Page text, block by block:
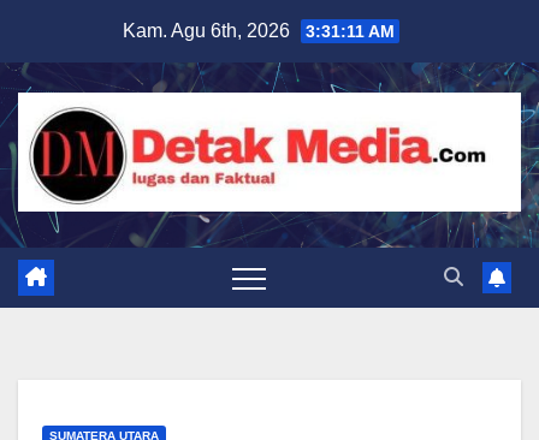
content
Kam. Agu 6th, 2026 3:31:13 AM
SUMATERA UTARA